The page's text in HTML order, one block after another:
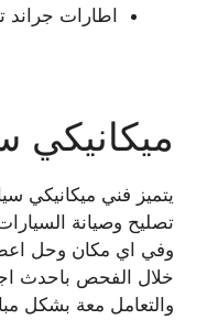
اطارات جراند
ميكانيكي
يتميز فني ميكانيكي
تصليح وصيانة
وفي اي مكان وحل
خلال الفحص باحدث
والتعامل معة بشكل